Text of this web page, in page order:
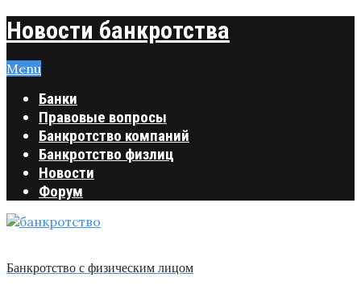
Новости банкротства
Menu
Банки
Правовые вопросы
Банкротство компаний
Банкротство физлиц
Новости
Форум
Банкротство с физическим лицом